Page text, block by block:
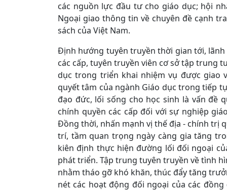
các nguồn lực đầu tư cho giáo dục; hội
Ngoại giao thông tin về chuyên đề cạnh
sách của Việt Nam.
Định hướng tuyên truyền thời gian tới, lãnh
các cấp, tuyên truyền viên cơ sở tập trung
dục trong triển khai nhiệm vụ được giao
quyết tâm của ngành Giáo dục trong tiếp
đạo đức, lối sống cho học sinh là vấn đề
chính quyền các cấp đối với sự nghiệp
Đồng thời, nhấn mạnh vị thế địa - chính trị
trí, tầm quan trọng ngày càng gia tăng
kiên định thực hiện đường lối đối ngoại
phát triển. Tập trung tuyên truyền về tình
nhằm tháo gỡ khó khăn, thúc đẩy tăng
nét các hoạt động đối ngoại của các